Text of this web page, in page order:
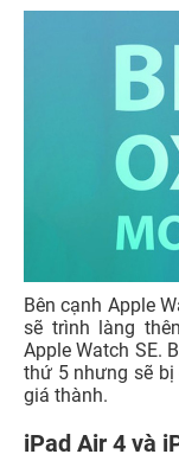
Bên cạnh Apple
sẽ trình làng
Apple Watch SE.
thứ 5 nhưng sẽ
giá thành.
iPad Air 4 và